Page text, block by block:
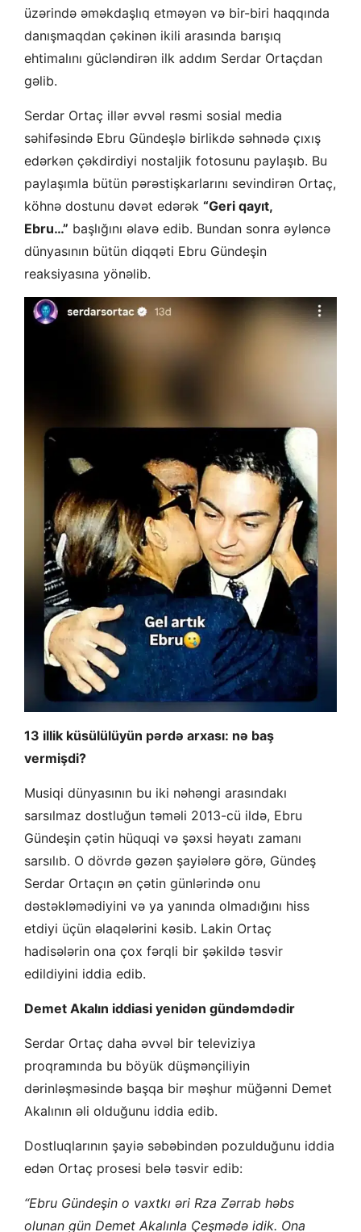
üzərində əməkdaşlıq etməyən və bir-biri haqqında
danışmaqdan çəkinən ikili arasında barışıq
ehtimalını gücləndirən ilk addım Serdar Ortaçdan
gəlib.
Serdar Ortaç illər əvvəl rəsmi sosial media
səhifəsində Ebru Gündeşlə birlikdə səhnədə çıxış
edərkən çəkdirdiyi nostaljik fotosunu paylaşıb. Bu
paylaşımla bütün pərəstişkarlarını sevindirən Ortaç,
köhnə dostunu dəvət edərək “Geri qayıt,
Ebru…” başlığını əlavə edib. Bundan sonra əyləncə
dünyasının bütün diqqəti Ebru Gündeşin
reaksiyasına yönəlib.
13 illik küsülülüyün pərdə arxası: nə baş
vermişdi?
Musiqi dünyasının bu iki nəhəngi arasındakı
sarsılmaz dostluğun təməli 2013-cü ildə, Ebru
Gündeşin çətin hüquqi və şəxsi həyatı zamanı
sarsılıb. O dövrdə gəzən şayiələrə görə, Gündeş
Serdar Ortaçın ən çətin günlərində onu
dəstəkləmədiyini və ya yanında olmadığını hiss
etdiyi üçün əlaqələrini kəsib. Lakin Ortaç
hadisələrin ona çox fərqli bir şəkildə təsvir
edildiyini iddia edib.
Demet Akalın iddiasi yenidən gündəmdədir
Serdar Ortaç daha əvvəl bir televiziya
proqramında bu böyük düşmənçiliyin
dərinləşməsində başqa bir məşhur müğənni Demet
Akalının əli olduğunu iddia edib.
Dostluqlarının şayiə səbəbindən pozulduğunu iddia
edən Ortaç prosesi belə təsvir edib:
“Ebru Gündeşin o vaxtkı əri Rza Zərrab həbs
olunan gün Demet Akalınla Çeşmədə idik. Ona